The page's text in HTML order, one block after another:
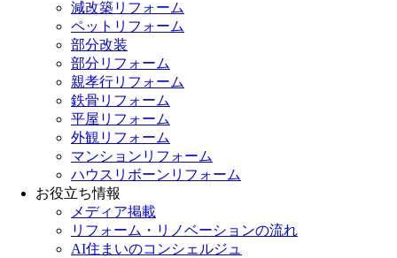
減改築リフォーム
ペットリフォーム
部分改装
部分リフォーム
親孝行リフォーム
鉄骨リフォーム
平屋リフォーム
外観リフォーム
マンションリフォーム
ハウスリボーンリフォーム
お役立ち情報
メディア掲載
リフォーム・リノベーションの流れ
AI住まいのコンシェルジュ